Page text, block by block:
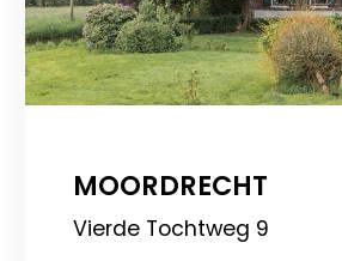
MOORDRECHT
Vierde Tochtweg 9